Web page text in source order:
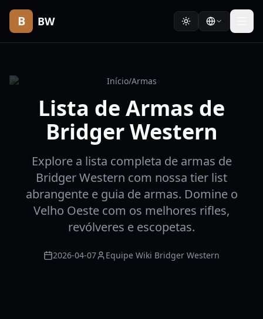
B BW
Início/Armas
Lista de Armas de
Bridger Western
Explore a lista completa de armas de
Bridger Western com nossa tier list
abrangente e guia de armas. Domine o
Velho Oeste com os melhores rifles,
revólveres e escopetas.
2026-04-07 Equipe Wiki Bridger Western